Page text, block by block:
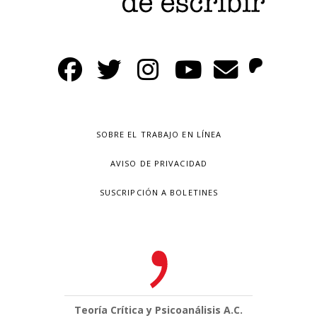
SOBRE EL TRABAJO EN LÍNEA
AVISO DE PRIVACIDAD
SUSCRIPCIÓN A BOLETINES
Teoría Crítica y Psicoanálisis A.C.